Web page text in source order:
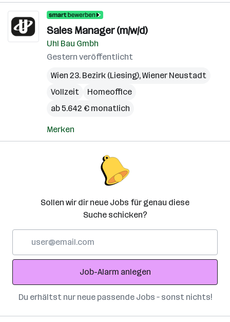
Sales Manager (m/w/d)
Uhl Bau Gmbh
Gestern veröffentlicht
Wien 23. Bezirk (Liesing),Wiener Neustadt
Vollzeit
Homeoffice
ab 5.642 € monatlich
Merken
Sollen wir dir neue Jobs für genau diese
Suche schicken?
Adresse
Job-Alarm anlegen
Du erhältst nur neue passende Jobs – sonst nichts!